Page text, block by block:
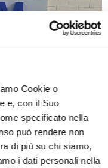
Cookie o
e, con il Suo
specificato nella
può rendere non
di più su chi siamo,
i dati personali nella